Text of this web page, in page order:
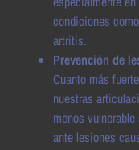
condiciones
artritis.
Prevención de
Cuanto más
nuestras
menos vulnerable
ante lesiones